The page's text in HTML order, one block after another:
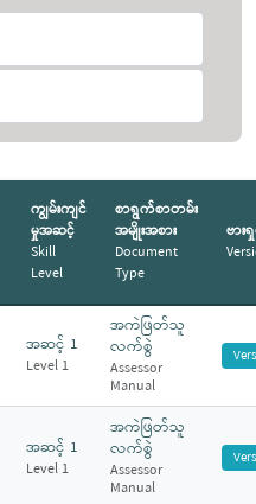
ကျွမ်းကျင်
မှုအဆင့်
Skill
Level
စာရွက်စာတမ်း
အမျိုးအစား
Document
Type
ဗား
အဆင့် 1
Level 1
အကဲဖြတ်သူ
လက်စွဲ
Assessor
Manual
အဆင့် 1
Level 1
အကဲဖြတ်သူ
လက်စွဲ
Assessor
Manual